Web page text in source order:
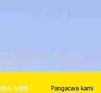
KAMI Pangacara kami